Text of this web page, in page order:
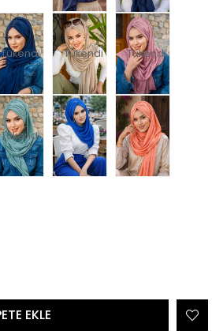
Tükendi Tükendi Tükendi
Tükendi